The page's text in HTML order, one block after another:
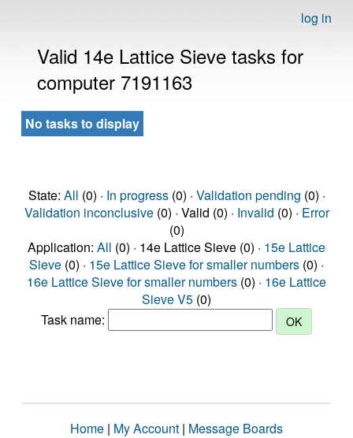
log in
Valid 14e Lattice Sieve tasks for
computer 7191163
No tasks to display
State: All (0) · In progress(0) · Validation pending (0) ·
Validation inconclusive(0) · Valid (0) · Invalid (0) · Error
(0)
Application: All (0) · 14e Lattice Sieve (0) · 15e Lattice
Sieve (0) · 15e Lattice Sieve for smaller numbers (0) ·
16e Lattice Sieve for smaller numbers (0) · 16e Lattice
Sieve V5 (0)
Task name:
Home | My Account | Message Boards